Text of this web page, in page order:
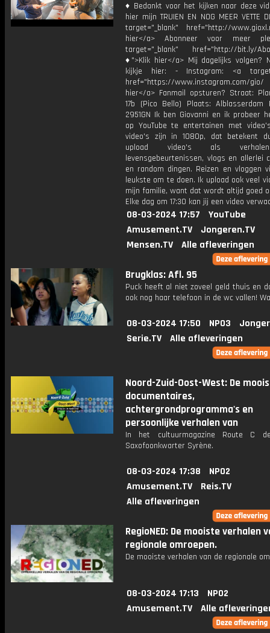
♦ Bedankt voor het kijken naar deze
hier mijn TRUIEN EN NOG MEER VETTE
target="_blank" href="http://
hier</a> Abonneer voor meer
target="_blank" href="http://bit.ly/
♦">Klik hier</a> Mij dagelijks volgen?
kijkje hier: - Instagram: <a
href="https://www.instagram.com/
hier</a> Fanmail opsturen? Straat:
17b (Pico Bello) Plaats: Alblasserdam
2951GN Ik ben Giovanni en ik probeer
op YouTube te entertainen met
video's zijn in 1080p, dat betekent
upload video's als
levensgebeurtenissen, vlogs en allerlei
en random dingen. Reizen en vloggen
leukste om te doen. Ik upload ook veel
mijn familie, want dat wordt altijd goed
Elke dag om 17:30 kan jij een video
08-03-2024 17:57
YouTube
Amusement.TV
Jongeren.TV
Mensen.TV
Alle afleveringen
Brugklas: Afl. 95
Puck heeft al niet zoveel geld thuis en
ook nog haar telefoon in de wc vallen!
08-03-2024 17:50 NPO3
Serie.TV
Alle afleveringen
Noord-Zuid-Oost-West: De
documentaires,
achtergrondprogramma's en
persoonlijke verhalen van
In het cultuurmagazine Route C
Saxofoonkwarter Syrène.
08-03-2024 17:38
NPO2
Amusement.TV
Reis.TV
Alle afleveringen
RegioNED: De mooiste verhalen
regionale omroepen.
De mooiste verhalen van de regionale
08-03-2024 17:13
NPO2
Amusement.TV
Alle